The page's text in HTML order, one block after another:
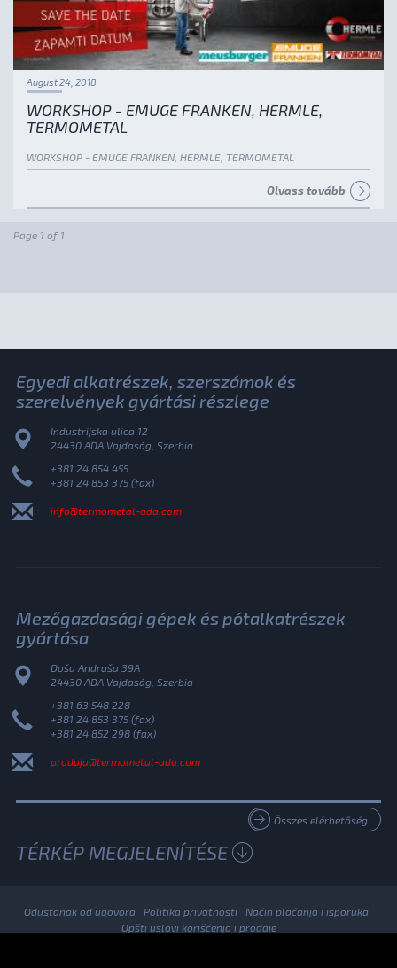
August 24, 2018
WORKSHOP - EMUGE FRANKEN, HERMLE,
TERMOMETAL
WORKSHOP - EMUGE FRANKEN, HERMLE, TERMOMETAL
Olvass tovább
Page 1 of 1
Egyedi alkatrészek, szerszámok és
szerelvények gyártási részlege
Industrijska ulica 12
24430 ADA Vajdaság, Szerbia
+381 24 854 455
+381 24 853 375 (fax)
info@termometal-ada.com
Mezőgazdasági gépek és pótalkatrészek
gyártása
Doša Andraša 39A
24430 ADA Vajdaság, Szerbia
+381 63 548 228
+381 24 853 375 (fax)
+381 24 852 298 (fax)
prodaja@termometal-ada.com
Összes elérhetőség
TÉRKÉP MEGJELENÍTÉSE
Odustanak od ugovora Politika privatnosti
Način plaćanja i isporuka
Opšti uslovi korišćenja i prodaje